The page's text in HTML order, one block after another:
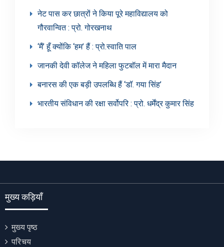
नेट पास कर छात्रों ने किया पूरे महाविद्यालय को
गौरवान्वित : प्रो. गोरखनाथ
‘मैं’ हूँ क्योंकि ‘हम’ हैं : प्रो.स्वाति पाल
जानकी देवी कॉलेज ने महिला फुटबॉल में मारा मैदान
बनारस की एक बड़ी उपलब्धि हैं ‘डॉ. गया सिंह’
भारतीय संविधान की रक्षा सर्वोपरि : प्रो. धर्मेंद्र कुमार सिंह
मुख्य कड़ियाँ
मुख्य पृष्ठ
परिचय